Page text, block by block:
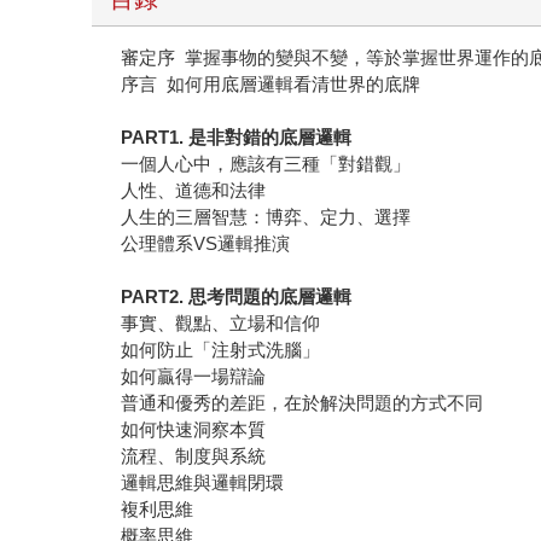
審定序 掌握事物的變與不變，等於掌握世界運作的
序言 如何用底層邏輯看清世界的底牌
PART1. 是非對錯的底層邏輯
一個人心中，應該有三種「對錯觀」
人性、道德和法律
人生的三層智慧：博弈、定力、選擇
公理體系VS邏輯推演
PART2. 思考問題的底層邏輯
事實、觀點、立場和信仰
如何防止「注射式洗腦」
如何贏得一場辯論
普通和優秀的差距，在於解決問題的方式不同
如何快速洞察本質
流程、制度與系統
邏輯思維與邏輯閉環
複利思維
概率思維